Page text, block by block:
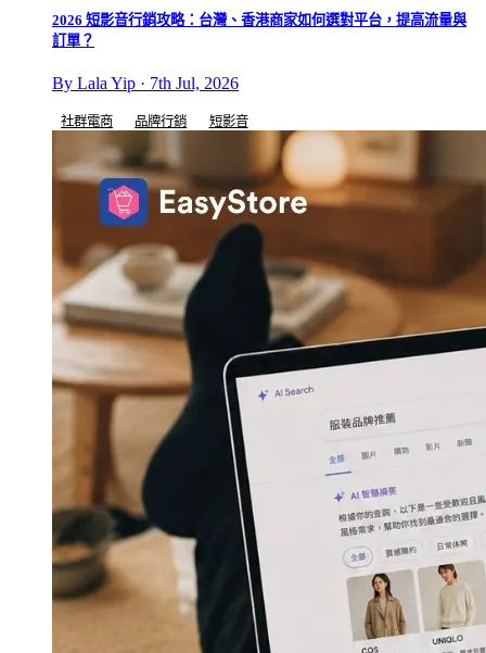
2026 短影音行銷攻略：台灣、香港商家如何選對平台，提高流量與
訂單？
By Lala Yip · 7th Jul, 2026
社群電商 品牌行銷 短影音